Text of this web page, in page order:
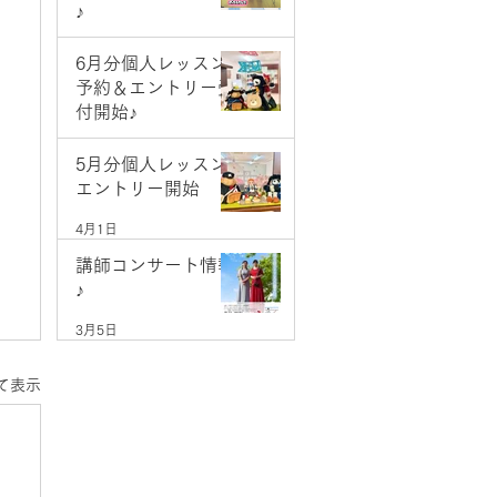
表示
♪
6月分個人レッスン
予約＆エントリー受
付開始♪
5月分個人レッスン
エントリー開始
4月1日
講師コンサート情報
♪
3月5日